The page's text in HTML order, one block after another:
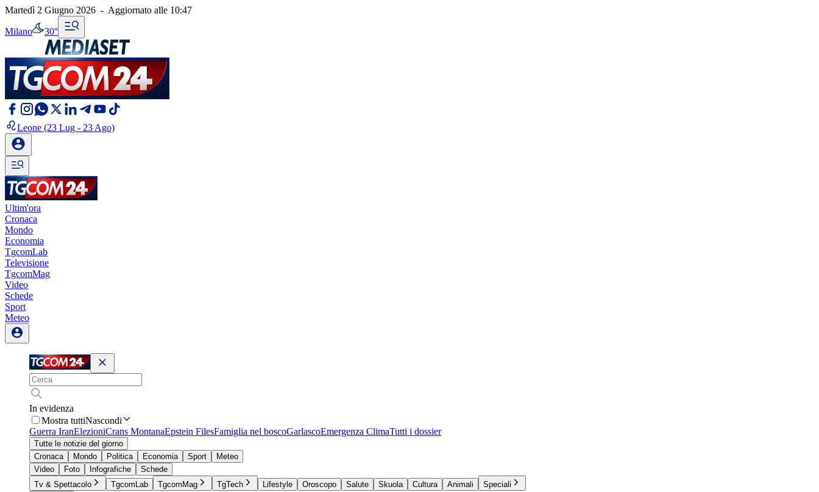
Martedì 2 Giugno 2026 - Aggiornato alle 10:47
Milano 30°
Leone (23 Lug - 23 Ago)
Ultim'ora
Cronaca
Mondo
Economia
TgcomLab
Televisione
TgcomMag
Video
Schede
Sport
Meteo
In evidenza
Mostra tuttiNascondi
Guerra IranElezioniCrans MontanaEpstein FilesFamiglia nel boscoGarlascoEmergenza ClimaTutti i dossier
Tutte le notizie del giorno
Cronaca
Mondo Politica Economia Sport
Meteo
Video
Foto Infografiche
Schede
Tv & Spettacolo
TgcomLab TgcomMag TgTech Lifestyle Oroscopo Salute Skuola Cultura Animali
Speciali